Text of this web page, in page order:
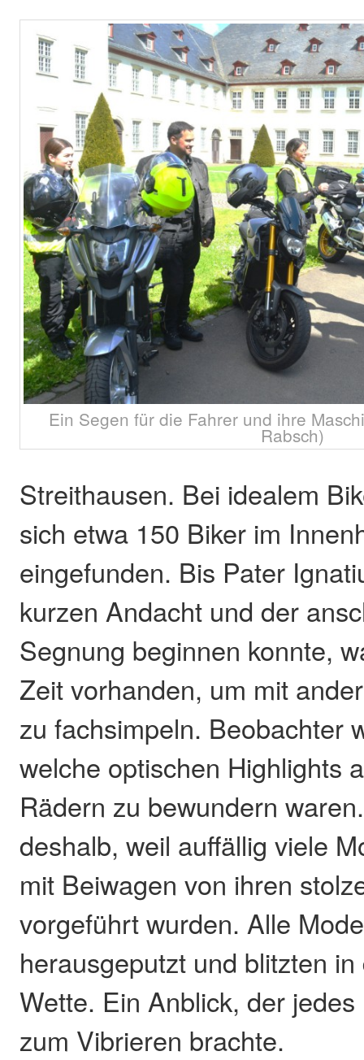
Ein Segen für die Fahrer und ihre
Rabsch)
Streithausen. Bei idealem
sich etwa 150 Biker im
eingefunden. Bis Pater
kurzen Andacht und der
Segnung beginnen konnte,
Zeit vorhanden, um mit
zu fachsimpeln. Beobachter
welche optischen Highlights
Rädern zu bewundern
deshalb, weil auffällig viele
mit Beiwagen von ihren
vorgeführt wurden. Alle
herausgeputzt und blitzten
Wette. Ein Anblick, der
zum Vibrieren brachte.